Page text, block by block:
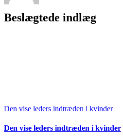
Beslægtede indlæg
Den vise leders indtræden i kvinder
Den vise leders indtræden i kvinder